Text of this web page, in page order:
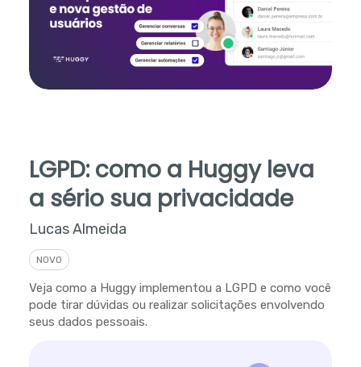
LGPD: como a Huggy leva
a sério sua privacidade
Lucas Almeida
NOVO
Veja como a Huggy implementou a LGPD e como você
pode tirar dúvidas ou realizar solicitações envolvendo
seus dados pessoais.